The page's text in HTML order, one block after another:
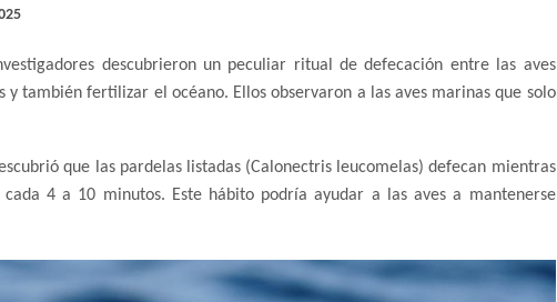
descubrieron un peculiar ritual de defecación entre las aves
también fertilizar el océano. Ellos observaron a las aves marinas que solo
que las pardelas listadas (Calonectris leucomelas) defecan mientras
4 a 10 minutos. Este hábito podría ayudar a las aves a mantenerse